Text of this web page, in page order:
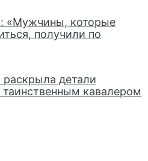
«Мужчины, которые
получили по
раскрыла детали
кавалером